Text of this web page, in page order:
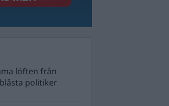
löften från
politiker